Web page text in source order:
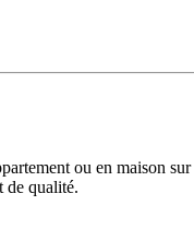
ou en maison
de qualité.